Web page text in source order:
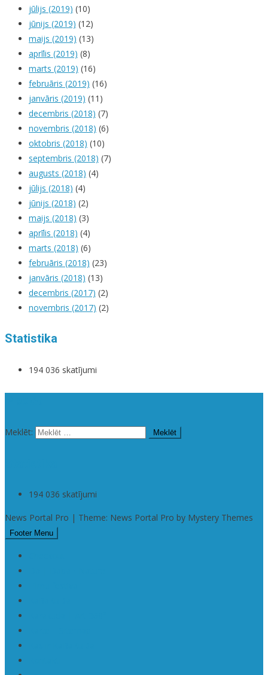
jūlijs (2019) (10)
jūnijs (2019) (12)
maijs (2019) (13)
aprīlis (2019) (8)
marts (2019) (16)
februāris (2019) (16)
janvāris (2019) (11)
decembris (2018) (7)
novembris (2018) (6)
oktobris (2018) (10)
septembris (2018) (7)
augusts (2018) (4)
jūlijs (2018) (4)
jūnijs (2018) (2)
maijs (2018) (3)
aprīlis (2018) (4)
marts (2018) (6)
februāris (2018) (23)
janvāris (2018) (13)
decembris (2017) (2)
novembris (2017) (2)
Statistika
194 036 skatījumi
Meklēt:
194 036 skatījumi
News Portal Pro | Theme: News Portal Pro by Mystery Themes
Footer Menu